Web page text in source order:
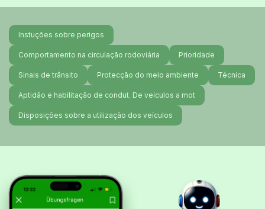
Instuções sobre perigos
Comportamento na circulação rodoviária Prioridade
Sinais de trânsito Protecção do meio ambiente Técnica
Aptidão e habilitação de condut. De veículos a mot
Disposições sobre a utilização dos veículos